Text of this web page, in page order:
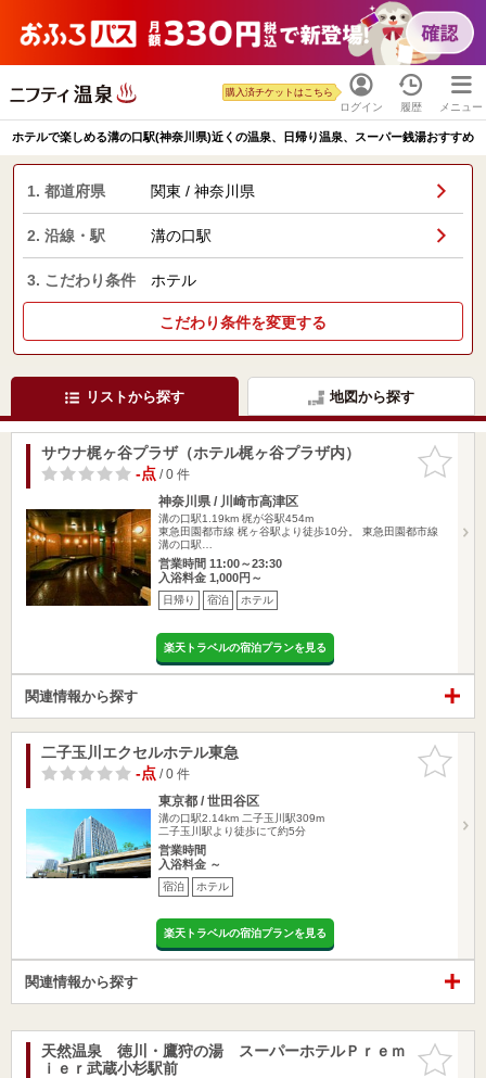
ログイン
購入済チケットはこちら
履歴 メニュー
ホテルで楽しめる溝の口駅(神奈川県)近くの温泉、日帰り温泉、スーパー銭湯おすすめ
1. 都道府県 関東 / 神奈川県
2. 沿線・駅 溝の口駅
3. こだわり条件 ホテル
こだわり条件を変更する
リストから探す 地図から探す
お気に入
りに追加
サウナ梶ヶ谷プラザ（ホテル梶ヶ谷プラザ内）
-点/ 0 件
神奈川県 / 川崎市高津区
溝の口駅1.19km 梶が谷駅454m
東急田園都市線 梶ヶ谷駅より徒歩10分。 東急田園都市線
溝の口駅…
営業時間 11:00～23:30
入浴料金 1,000円～
日帰り 宿泊 ホテル
楽天トラベルの宿泊プランを見る
関連情報から探す
お気に入
りに追加
二子玉川エクセルホテル東急
-点/ 0 件
東京都 / 世田谷区
溝の口駅2.14km 二子玉川駅309m
二子玉川駅より徒歩にて約5分
営業時間
入浴料金 ～
宿泊 ホテル
楽天トラベルの宿泊プランを見る
関連情報から探す
お気に入
りに追加
天然温泉 徳川・鷹狩の湯 スーパーホテルＰｒｅｍ
ｉｅｒ武蔵小杉駅前